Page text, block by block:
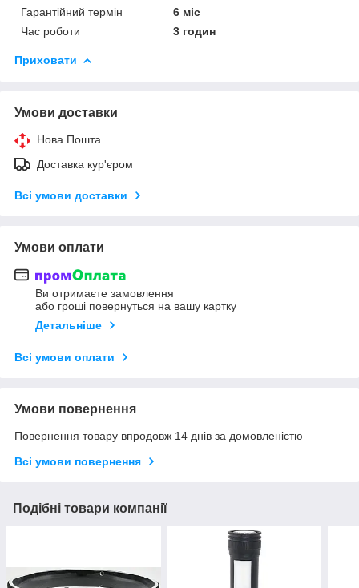
Гарантійний термін
6 міс
Час роботи
3 годин
Приховати
Умови доставки
Нова Пошта
Доставка кур'єром
Всі умови доставки
Умови оплати
Ви отримаєте замовлення
або гроші повернуться на вашу картку
Детальніше
Всі умови оплати
Умови повернення
Повернення товару впродовж 14 днів за домовленістю
Всі умови повернення
Подібні товари компанії